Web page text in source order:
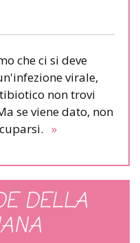
che ci si deve
virale,
non trovi
se viene dato, non
»
DELLA